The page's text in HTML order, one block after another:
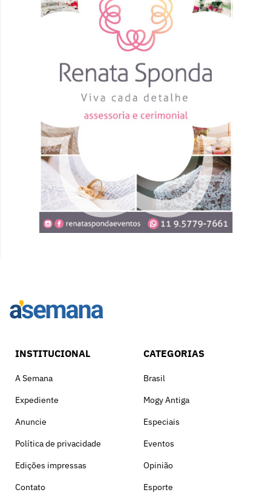
INSTITUCIONAL
A Semana
Expediente
Anuncie
Política de privacidade
Edições impressas
Contato
CATEGORIAS
Brasil
Mogy Antiga
Especiais
Eventos
Opinião
Esporte